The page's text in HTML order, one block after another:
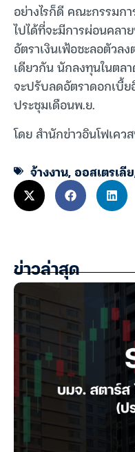
อย่างไรก็ดี คณะกรรมก
ไปได้ที่จะมีการผ่อนคลา
อัตราเงินเฟ้อชะลอตัวล
เดียวกัน นักลงทุนในตล
จะปรับลดอัตราดอกเบี้ย
ประชุมเดือนพ.ย.
โดย สำนักข่าวอินโฟเคว
จ้างงาน,ออสเตรเลีย
ข่าวล่าสุด